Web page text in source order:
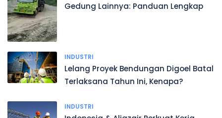
Gedung Lainnya: Panduan Lengkap
INDUSTRI
Lelang Proyek Bendungan Digoel Batal
Terlaksana Tahun Ini, Kenapa?
INDUSTRI